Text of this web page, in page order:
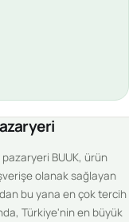
BUUK, ürün
olanak sağlayan
bu yana en çok tercih
Türkiye'nin en büyük